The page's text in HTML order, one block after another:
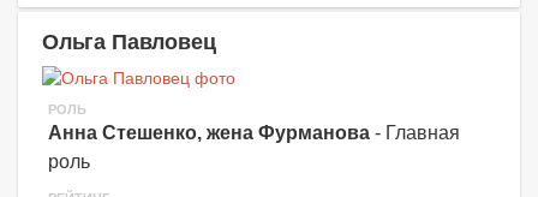
Ольга Павловец
РОЛЬ
Анна Стешенко, жена Фурманова - Главная
роль